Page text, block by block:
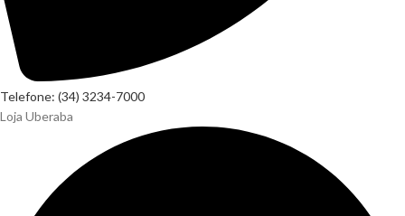
Telefone: (34) 3234-7000
Loja Uberaba